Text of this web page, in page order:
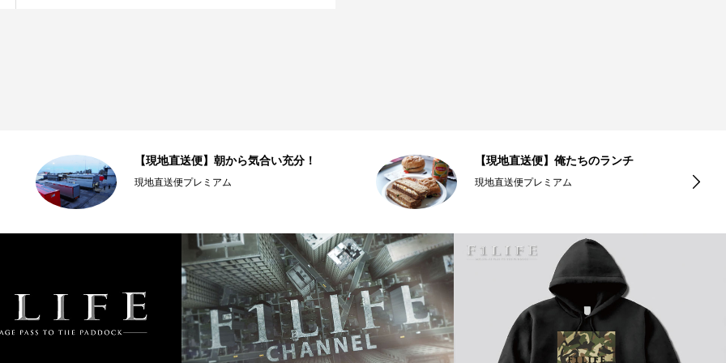
【現地直送便】朝から気合い充分！
現地直送便プレミアム
【現地直送便】俺たちのランチ
現地直送便プレミアム